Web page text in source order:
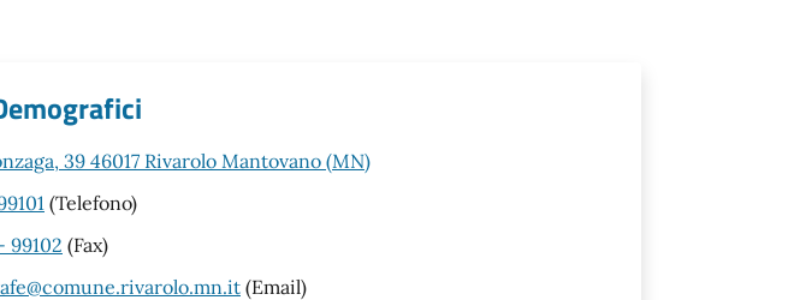
39 46017 Rivarolo Mantovano (MN)
(Telefono)
99102 (Fax)
(Email)